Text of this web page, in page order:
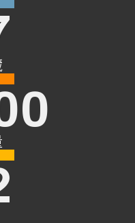
的故事
事
的故事
者的故事